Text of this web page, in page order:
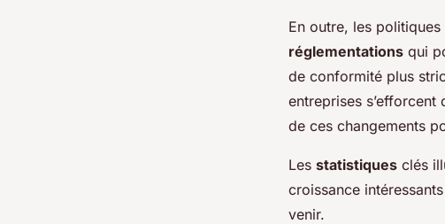
En outre, les
réglementations qui
de conformité plus
entreprises s’efforcent
de ces changements
Les statistiques clés
croissance
venir.